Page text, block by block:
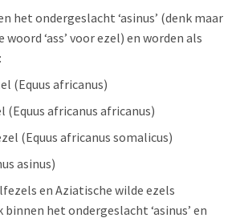
het ondergeslacht ‘asinus’ (denk maar
‘ass’ voor ezel) en worden als
(Equus africanus)
(Equus africanus africanus)
(Equus africanus somalicus)
asinus)
en Aziatische wilde ezels
het ondergeslacht ‘asinus’ en